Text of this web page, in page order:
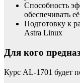
Способность
обеспечивать
Подготовку к
Astra Linux
Для кого
Курс AL-1701 будет